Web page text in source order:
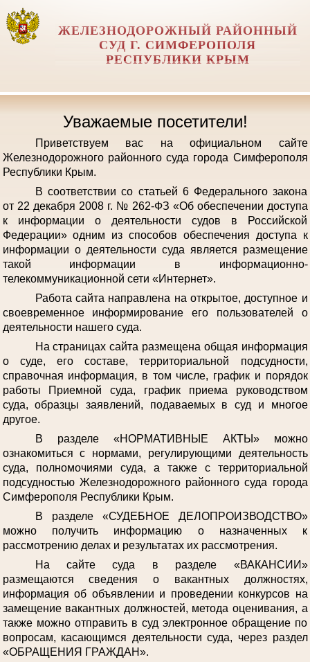
ЖЕЛЕЗНОДОРОЖНЫЙ РАЙОННЫЙ
СУД Г. СИМФЕРОПОЛЯ
РЕСПУБЛИКИ КРЫМ
Уважаемые посетители!
Приветствуем вас на официальном сайте
Железнодорожного районного суда города Симферополя
Республики Крым.
В соответствии со статьей 6 Федерального закона
от 22 декабря 2008 г. № 262-ФЗ «Об обеспечении доступа
к информации о деятельности судов в Российской
Федерации» одним из способов обеспечения доступа к
информации о деятельности суда является размещение
такой информации в информационно-
телекоммуникационной сети «Интернет».
Работа сайта направлена на открытое, доступное и
своевременное информирование его пользователей о
деятельности нашего суда.
На страницах сайта размещена общая информация
о суде, его составе, территориальной подсудности,
справочная информация, в том числе, график и порядок
работы Приемной суда, график приема руководством
суда, образцы заявлений, подаваемых в суд и многое
другое.
В разделе «НОРМАТИВНЫЕ АКТЫ» можно
ознакомиться с нормами, регулирующими деятельность
суда, полномочиями суда, а также с территориальной
подсудностью Железнодорожного районного суда города
Симферополя Республики Крым.
В разделе «СУДЕБНОЕ ДЕЛОПРОИЗВОДСТВО»
можно получить информацию о назначенных к
рассмотрению делах и результатах их рассмотрения.
На сайте суда в разделе «ВАКАНСИИ»
размещаются сведения о вакантных должностях,
информация об объявлении и проведении конкурсов на
замещение вакантных должностей, метода оценивания, а
также можно отправить в суд электронное обращение по
вопросам, касающимся деятельности суда, через раздел
«ОБРАЩЕНИЯ ГРАЖДАН».